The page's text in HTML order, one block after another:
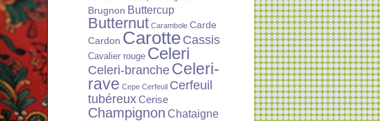
Brugnon Buttercup
Butternut Carambole Carde
Cardon Carotte Cassis
Cavalier rouge Celeri
Celeri-branche Celeri-
rave Cepe Cerfeuil Cerfeuil
tubéreuxCerise
Champignon Chataigne